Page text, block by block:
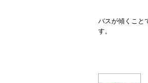
バスが傾くこと
す。